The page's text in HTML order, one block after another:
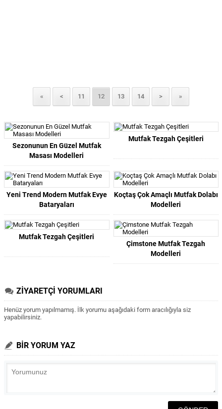
« < 11 12 13 14 > »
Sezonunun En Güzel Mutfak
Masası Modelleri
Mutfak Tezgah Çeşitleri
Yeni Trend Modern Mutfak Evye
Bataryaları
Koçtaş Çok Amaçlı Mutfak Dolabı
Modelleri
Mutfak Tezgah Çeşitleri
Çimstone Mutfak Tezgah
Modelleri
ZİYARETÇİ YORUMLARI
Henüz yorum yapılmamış. İlk yorumu aşağıdaki form aracılığıyla siz
yapabilirsiniz.
BİR YORUM YAZ